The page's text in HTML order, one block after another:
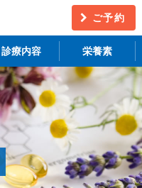
ご予約
診療内容
うつ・慢性疲労
更年期障害
ニキビ・シミ
栄養素